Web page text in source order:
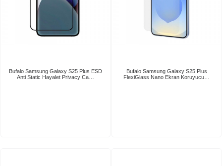
Bufalo Samsung Galaxy S25 Plus ESD
Anti Static Hayalet Privacy Ca…
Bufalo Samsung Galaxy S25 Plus
FlexiGlass Nano Ekran Koruyucu…